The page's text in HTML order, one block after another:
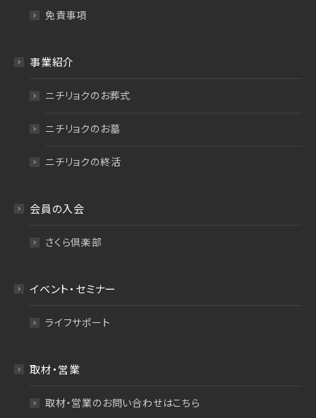
免責事項
事業紹介
ニチリョクのお葬式
ニチリョクのお墓
ニチリョクの終活
会員の入会
さくら倶楽部
イベント・セミナー
ライフサポート
取材・営業
取材・営業のお問い合わせはこちら